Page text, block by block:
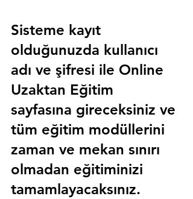
Sisteme kayıt
olduğunuzda kullanıcı
adı ve şifresi ile Online
Uzaktan Eğitim
sayfasına gireceksiniz ve
tüm eğitim modüllerini
zaman ve mekan sınırı
olmadan eğitiminizi
tamamlayacaksınız.